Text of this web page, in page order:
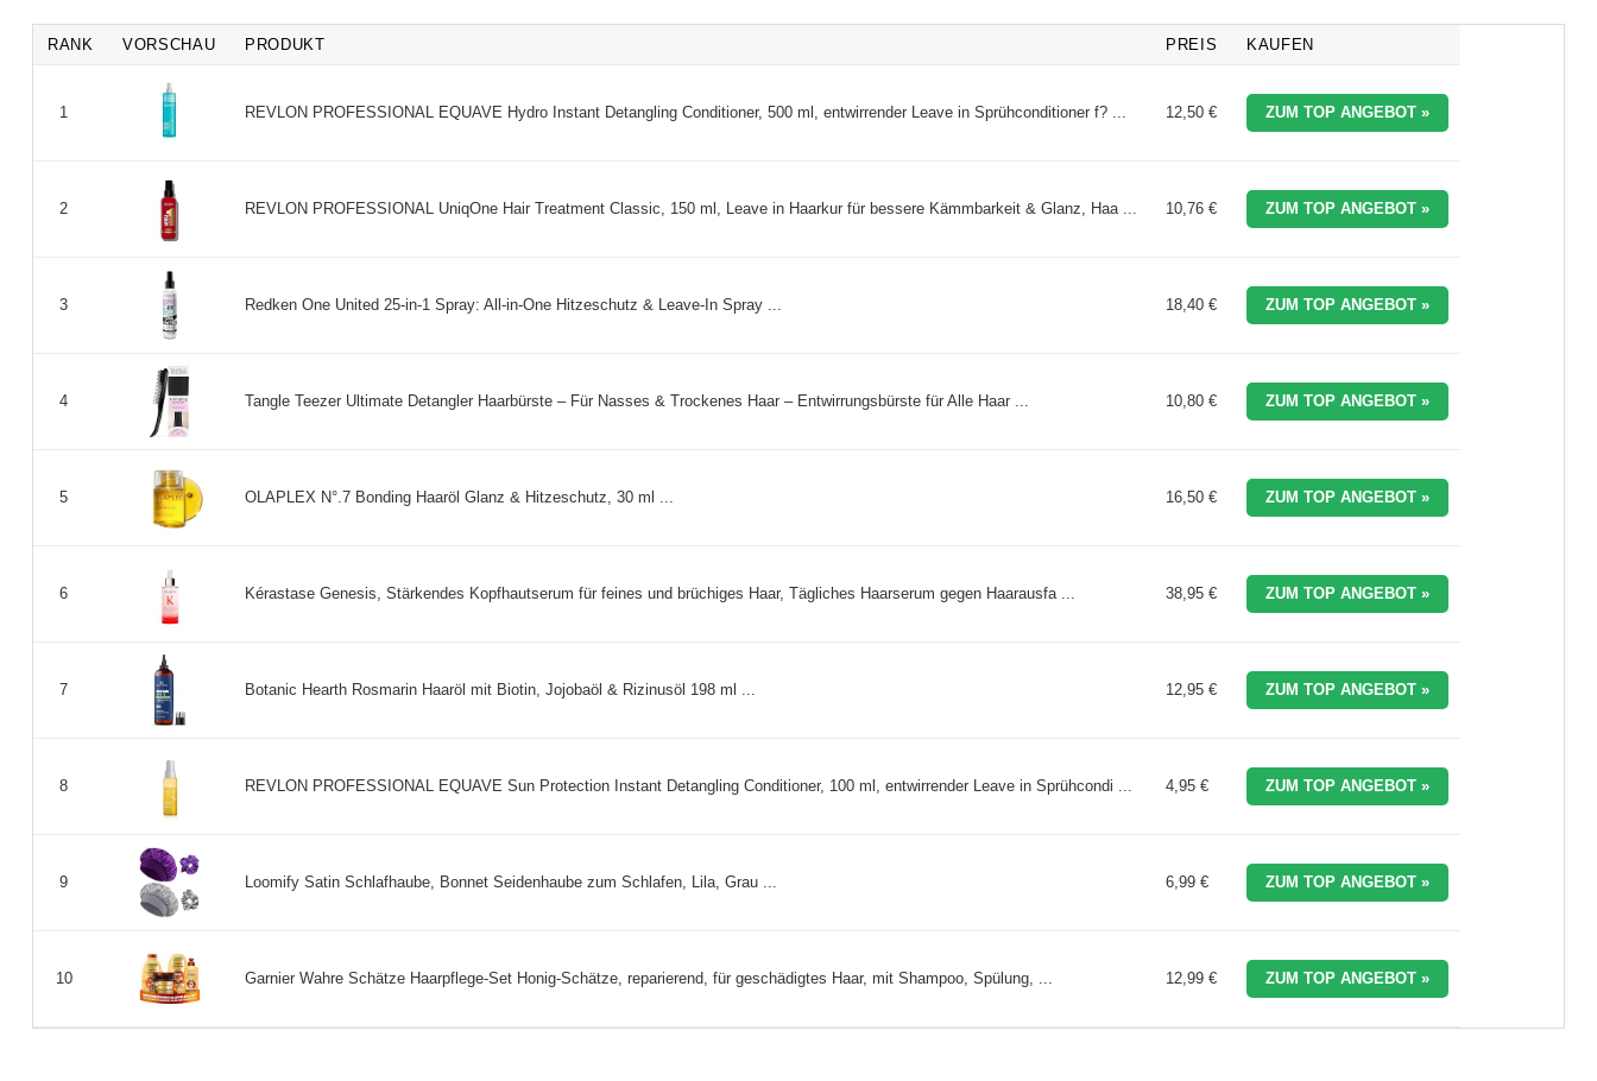
RANK VORSCHAU PRODUKT PREIS KAUFEN
1 REVLON PROFESSIONAL EQUAVE Hydro Instant Detangling Conditioner, 500 ml, entwirrender Leave in Sprühconditioner f? ... 12,50 € ZUM TOP ANGEBOT »
2 REVLON PROFESSIONAL UniqOne Hair Treatment Classic, 150 ml, Leave in Haarkur für bessere Kämmbarkeit & Glanz, Haa ... 10,76 € ZUM TOP ANGEBOT »
3 Redken One United 25-in-1 Spray: All-in-One Hitzeschutz & Leave-In Spray ... 18,40 € ZUM TOP ANGEBOT »
4 Tangle Teezer Ultimate Detangler Haarbürste – Für Nasses & Trockenes Haar – Entwirrungsbürste für Alle Haar ... 10,80 € ZUM TOP ANGEBOT »
5 OLAPLEX N°.7 Bonding Haaröl Glanz & Hitzeschutz, 30 ml ... 16,50 € ZUM TOP ANGEBOT »
6 Kérastase Genesis, Stärkendes Kopfhautserum für feines und brüchiges Haar, Tägliches Haarserum gegen Haarausfa ... 38,95 € ZUM TOP ANGEBOT »
7 Botanic Hearth Rosmarin Haaröl mit Biotin, Jojobaöl & Rizinusöl 198 ml ... 12,95 € ZUM TOP ANGEBOT »
8 REVLON PROFESSIONAL EQUAVE Sun Protection Instant Detangling Conditioner, 100 ml, entwirrender Leave in Sprühcondi ... 4,95 € ZUM TOP ANGEBOT »
9 Loomify Satin Schlafhaube, Bonnet Seidenhaube zum Schlafen, Lila, Grau ... 6,99 € ZUM TOP ANGEBOT »
10 Garnier Wahre Schätze Haarpflege-Set Honig-Schätze, reparierend, für geschädigtes Haar, mit Shampoo, Spülung, ... 12,99 € ZUM TOP ANGEBOT »